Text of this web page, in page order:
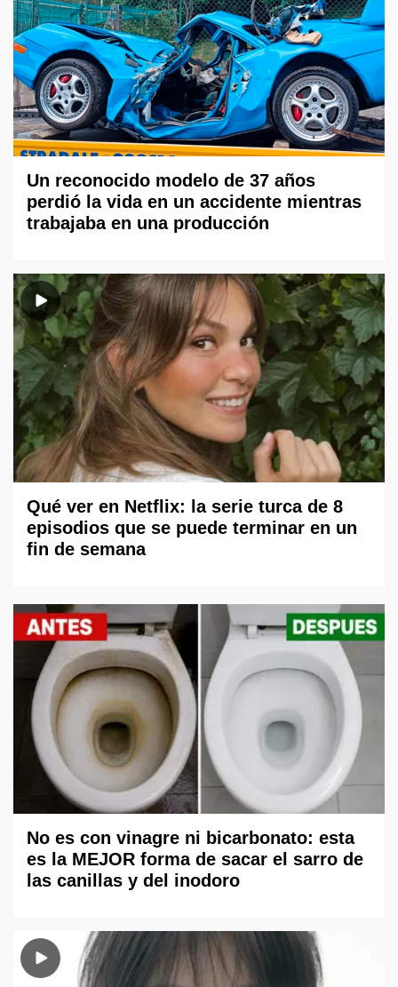
Un reconocido modelo de 37 años
perdió la vida en un accidente mientras
trabajaba en una producción
Qué ver en Netflix: la serie turca de 8
episodios que se puede terminar en un
fin de semana
No es con vinagre ni bicarbonato: esta
es la MEJOR forma de sacar el sarro de
las canillas y del inodoro